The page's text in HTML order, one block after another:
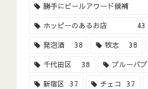
勝手にビールアワード候補
ホッピーのあるお店 43
発泡酒 38 牧志 38
千代田区 38 ブルーパブ
新宿区 37 チェコ 37